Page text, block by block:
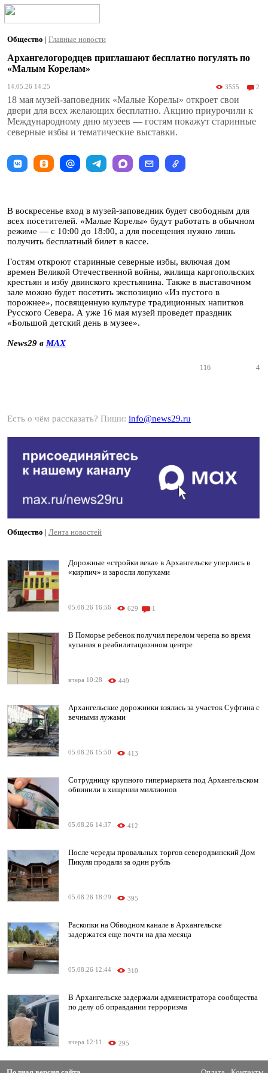
Общество | Главные новости
Архангелогородцев приглашают бесплатно погулять по
«Малым Корелам»
14.05.26 14:25 3555 2
18 мая музей-заповедник «Малые Корелы» откроет свои
двери для всех желающих бесплатно. Акцию приурочили к
Международному дню музеев — гостям покажут старинные
северные избы и тематические выставки.
В воскресенье вход в музей-заповедник будет свободным для
всех посетителей. «Малые Корелы» будут работать в обычном
режиме — с 10:00 до 18:00, а для посещения нужно лишь
получить бесплатный билет в кассе.
Гостям откроют старинные северные избы, включая дом
времен Великой Отечественной войны, жилища каргопольских
крестьян и избу двинского крестьянина. Также в выставочном
зале можно будет посетить экспозицию «Из пустого в
порожнее», посвященную культуре традиционных напитков
Русского Севера. А уже 16 мая музей проведет праздник
«Большой детский день в музее».
News29 в MAX
116 4
Есть о чём рассказать? Пиши: info@news29.ru
Общество | Лента новостей
Дорожные «стройки века» в Архангельске уперлись в
«кирпич» и заросли лопухами
05.08.26 16:56 629 1
В Поморье ребенок получил перелом черепа во время
купания в реабилитационном центре
вчера 10:28 449
Архангельские дорожники взялись за участок Суфтина с
вечными лужами
05.08.26 15:50 413
Сотрудницу крупного гипермаркета под Архангельском
обвинили в хищении миллионов
05.08.26 14:37 412
После череды провальных торгов северодвинский Дом
Пикуля продали за один рубль
05.08.26 18:29 395
Раскопки на Обводном канале в Архангельске
задержатся еще почти на два месяца
05.08.26 12:44 310
В Архангельске задержали администратора сообщества
по делу об оправдании терроризма
вчера 12:11 295